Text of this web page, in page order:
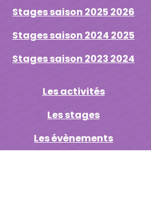
Stages saison 2025 2026
Stages saison 2024 2025
Stages saison 2023 2024
Les activités
Les stages
Les évènements